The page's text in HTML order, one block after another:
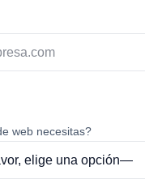
web necesitas?